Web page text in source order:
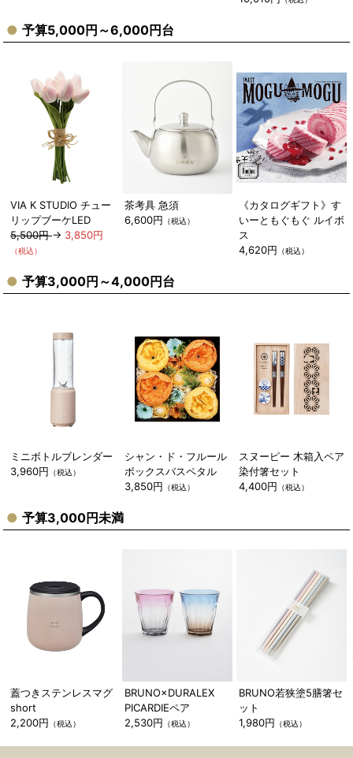
予算5,000円～6,000円台
VIA K STUDIO チュー
リップブーケLED
5,500円→ 3,850円
（税込）
茶考具 急須
6,600円 （税込）
《カタログギフト》す
いーともぐもぐ ルイボ
ス
4,620円 （税込）
予算3,000円～4,000円台
ミニボトルブレンダー
3,960円 （税込）
シャン・ド・フルール
ボックスバスペタル
3,850円 （税込）
スヌーピー 木箱入ペア
染付箸セット
4,400円 （税込）
予算3,000円未満
蓋つきステンレスマグ
short
2,200円 （税込）
BRUNO×DURALEX
PICARDIEペア
2,530円 （税込）
BRUNO若狭塗5膳箸セ
ット
1,980円 （税込）